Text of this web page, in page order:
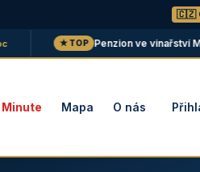
🇨🇿
★ TOP Penzion ve vinařství
Minute Mapa O nás